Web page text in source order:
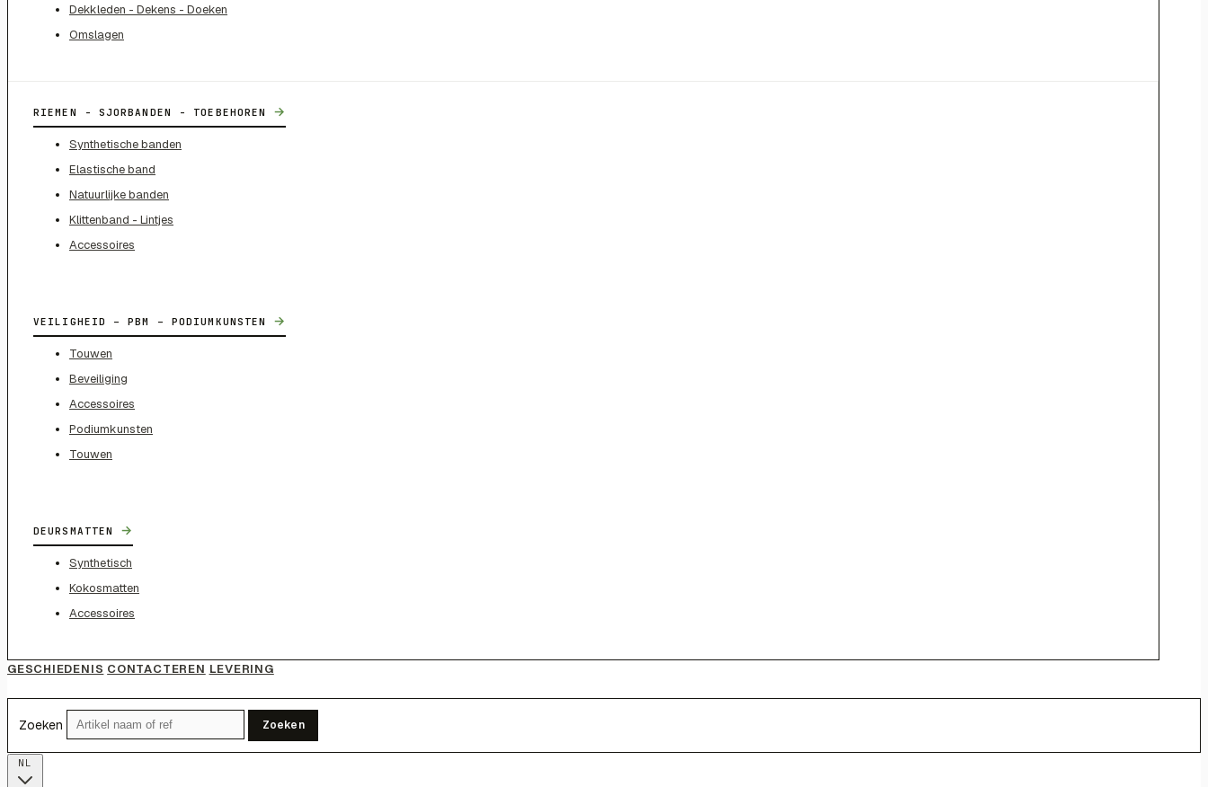
Dekkleden - Dekens - Doeken
Omslagen
RIEMEN - SJORBANDEN - TOEBEHOREN →
Synthetische banden
Elastische band
Natuurlijke banden
Klittenband - Lintjes
Accessoires
VEILIGHEID – PBM – PODIUMKUNSTEN →
Touwen
Beveiliging
Accessoires
Podiumkunsten
Touwen
DEURSMATTEN →
Synthetisch
Kokosmatten
Accessoires
GESCHIEDENIS CONTACTEREN LEVERING
Zoeken Zoeken